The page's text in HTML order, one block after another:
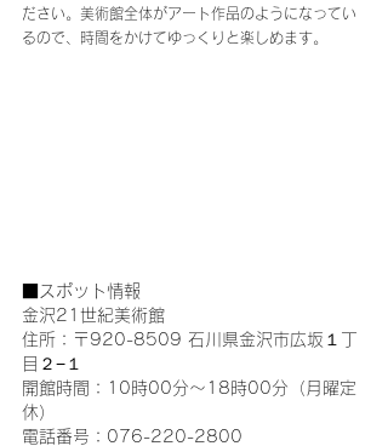
ださい。美術館全体がアート作品のようになってい
るので、時間をかけてゆっくりと楽しめます。
■スポット情報
金沢21世紀美術館
住所：〒920-8509 石川県金沢市広坂１丁
目２−１
開館時間：10時00分～18時00分（月曜定
休）
電話番号：076-220-2800